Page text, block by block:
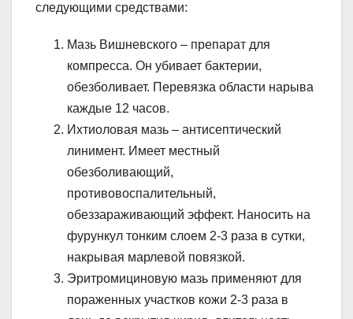
следующими средствами:
Мазь Вишневского – препарат для
компресса. Он убивает бактерии,
обезболивает. Перевязка области нарыва
каждые 12 часов.
Ихтиоловая мазь – антисептический
линимент. Имеет местный
обезболивающий,
противовоспалительный,
обеззараживающий эффект. Наносить на
фурункул тонким слоем 2-3 раза в сутки,
накрывая марлевой повязкой.
Эритромициновую мазь применяют для
пораженных участков кожи 2-3 раза в